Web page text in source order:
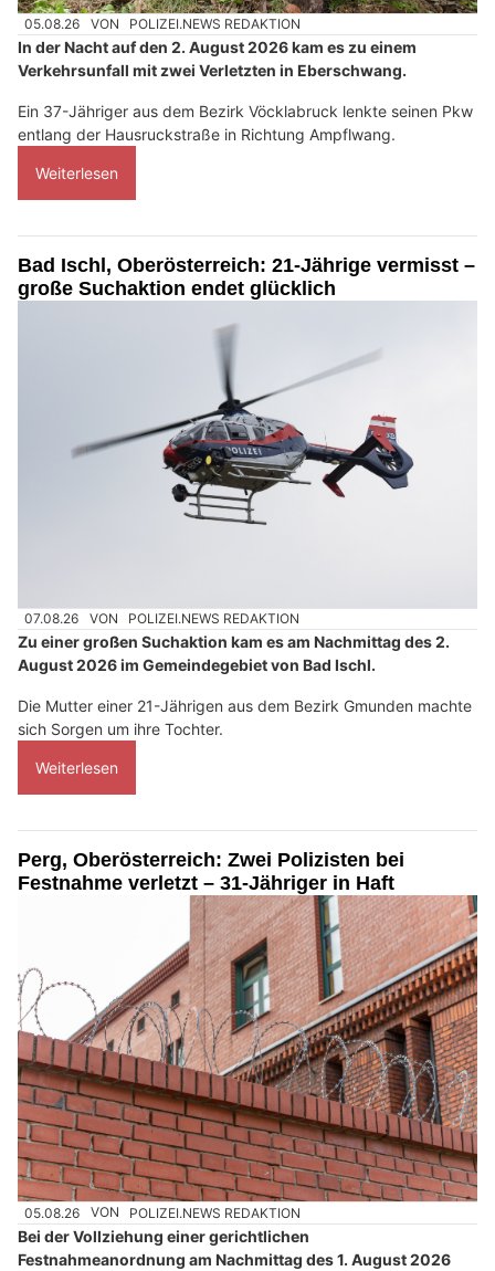
05.08.26 VON POLIZEI.NEWS REDAKTION
In der Nacht auf den 2. August 2026 kam es zu einem
Verkehrsunfall mit zwei Verletzten in Eberschwang.
Ein 37-Jähriger aus dem Bezirk Vöcklabruck lenkte seinen Pkw
entlang der Hausruckstraße in Richtung Ampflwang.
Weiterlesen
Bad Ischl, Oberösterreich: 21-Jährige vermisst –
große Suchaktion endet glücklich
07.08.26 VON POLIZEI.NEWS REDAKTION
Zu einer großen Suchaktion kam es am Nachmittag des 2.
August 2026 im Gemeindegebiet von Bad Ischl.
Die Mutter einer 21-Jährigen aus dem Bezirk Gmunden machte
sich Sorgen um ihre Tochter.
Weiterlesen
Perg, Oberösterreich: Zwei Polizisten bei
Festnahme verletzt – 31-Jähriger in Haft
05.08.26 VON POLIZEI.NEWS REDAKTION
Bei der Vollziehung einer gerichtlichen
Festnahmeanordnung am Nachmittag des 1. August 2026